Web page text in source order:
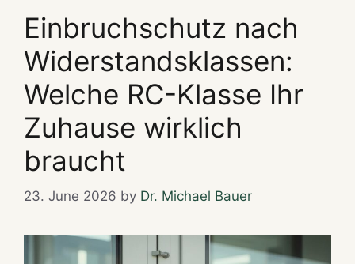
Einbruchschutz nach
Widerstandsklassen:
Welche RC-Klasse Ihr
Zuhause wirklich
braucht
23. June 2026 by Dr. Michael Bauer